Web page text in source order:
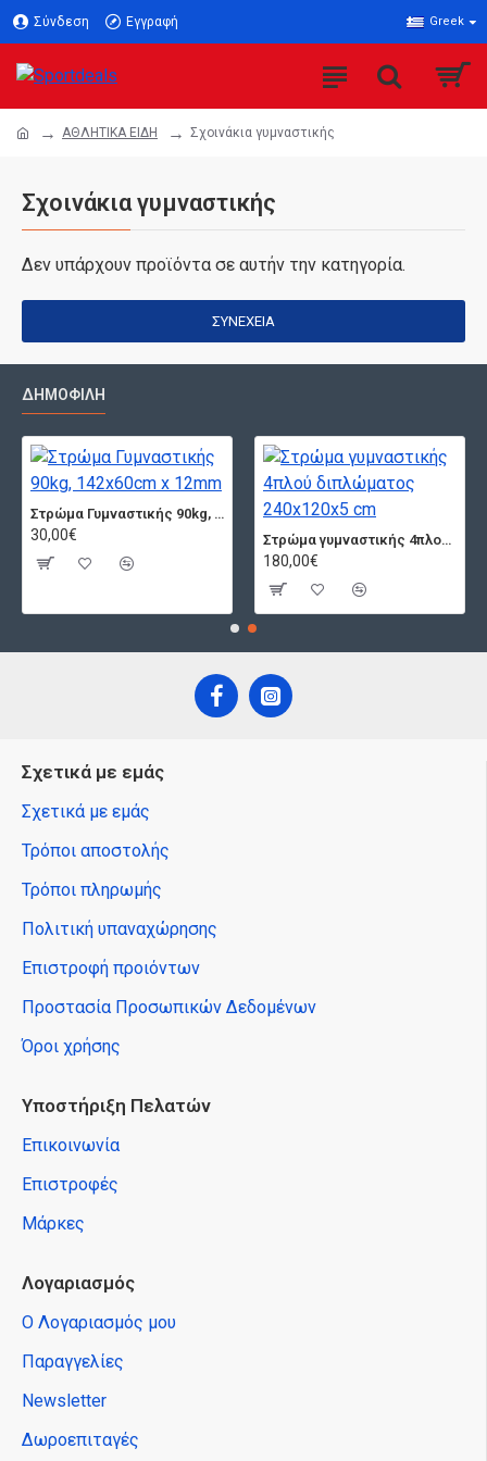
Σύνδεση Εγγραφή Greek
ΑΘΛΗΤΙΚΑ ΕΙΔΗ Σχοινάκια γυμναστικής
Σχοινάκια γυμναστικής
Δεν υπάρχουν προϊόντα σε αυτήν την κατηγορία.
ΣΥΝΈΧΕΙΑ
ΔΗΜΟΦΙΛΉ
Στρώμα Γυμναστικής 90kg, 142x60cm x 12mm
30,00€ Στρώμα γυμναστικής 4πλού διπλώματος 240x120x5 cm
180,00€
Σχετικά με εμάς
Σχετικά με εμάς
Τρόποι αποστολής
Τρόποι πληρωμής
Πολιτική υπαναχώρησης
Επιστροφή προιόντων
Προστασία Προσωπικών Δεδομένων
Όροι χρήσης
Υποστήριξη Πελατών
Επικοινωνία
Επιστροφές
Μάρκες
Λογαριασμός
Ο Λογαριασμός μου
Παραγγελίες
Newsletter
Δωροεπιταγές